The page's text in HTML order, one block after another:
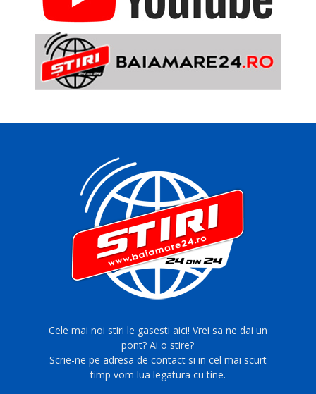
Cele mai noi stiri le gasesti aici! Vrei sa ne dai un
pont? Ai o stire?
Scrie-ne pe adresa de contact si in cel mai scurt
timp vom lua legatura cu tine.